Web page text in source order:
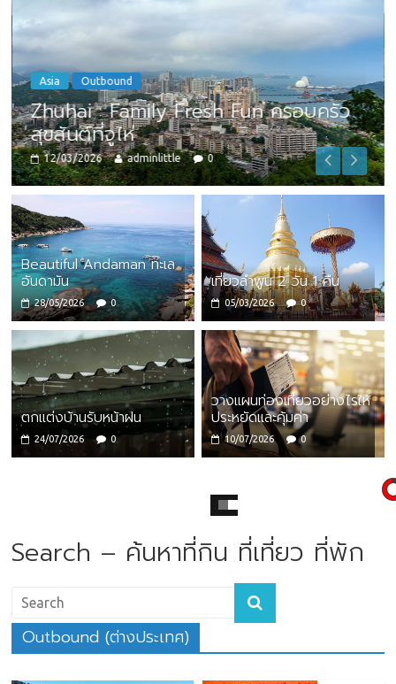
Asia Outbound
Zhuhai : Family Fresh Fun ครอบครัว
สุขสันต์ที่จูไห่
12/03/2026 adminlittle 0
Beautiful Andaman ทะเล
อันดามัน
28/05/2026 0
เที่ยวลำพูน 2 วัน 1 คืน
05/03/2026 0
ตกแต่งบ้านรับหน้าฝน
24/07/2026 0
วางแผนท่องเที่ยวอย่างไรให้
ประหยัดและคุ้มค่า
10/07/2026 0
Search – ค้นหาที่กิน ที่เที่ยว ที่พัก
Outbound (ต่างประเทศ)